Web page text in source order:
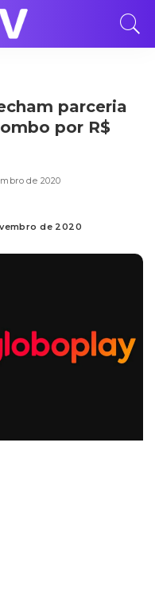
parceria
por R$
de 2020
de 2020